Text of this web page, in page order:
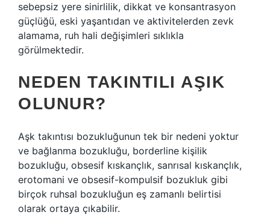
sebepsiz yere sinirlilik, dikkat ve konsantrasyon
güçlüğü, eski yaşantıdan ve aktivitelerden zevk
alamama, ruh hali değişimleri sıklıkla
görülmektedir.
NEDEN TAKINTILI AŞIK
OLUNUR?
Aşk takıntısı bozukluğunun tek bir nedeni yoktur
ve bağlanma bozukluğu, borderline kişilik
bozukluğu, obsesif kıskançlık, sanrısal kıskançlık,
erotomani ve obsesif-kompulsif bozukluk gibi
birçok ruhsal bozukluğun eş zamanlı belirtisi
olarak ortaya çıkabilir.